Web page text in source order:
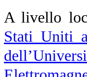
A livello
Stati Uniti